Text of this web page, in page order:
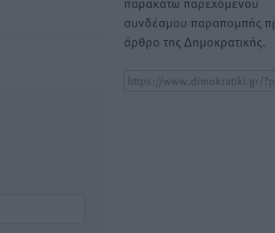
συνδέσμου παραπομπής
άρθρο της Δημοκρατικής.